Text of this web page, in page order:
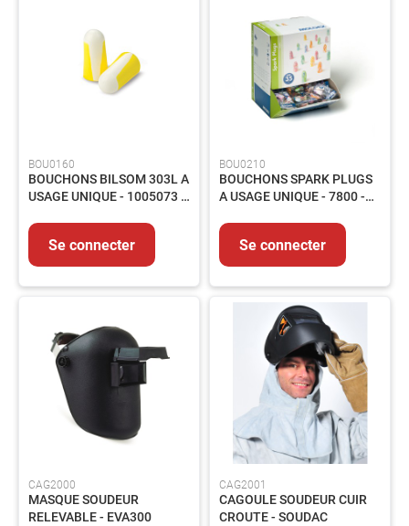
ABRASIFS
Abrasifs
Agglomérés
SOUDAGE
Soudage
Soudage
MMA
Soudage
Protection
du
Soudeur
Soudage
Flamme
Décapants
CONTROLE
Mesure
BOU0160
BOUCHONS BILSOM 303L A
USAGE UNIQUE - 1005073 -
Se connecter
BOU0210
BOUCHONS SPARK PLUGS
A USAGE UNIQUE - 7800 -
Se connecter
CAG2000
MASQUE SOUDEUR
RELEVABLE - EVA300
CAG2001
CAGOULE SOUDEUR CUIR
CROUTE - SOUDAC